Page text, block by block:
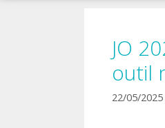
JO
outil
22/05/2025